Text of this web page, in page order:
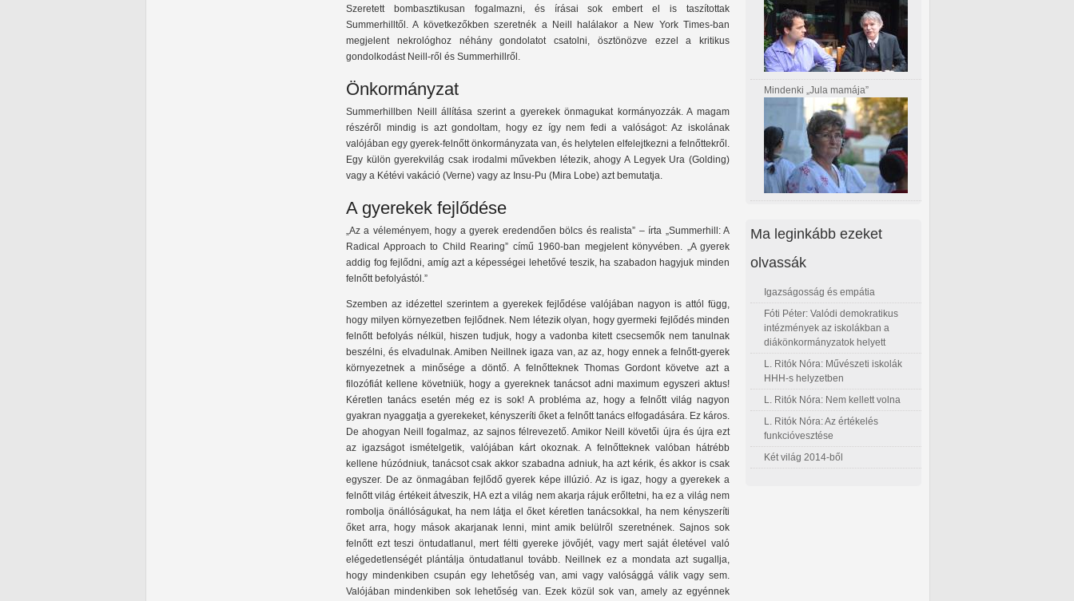
Szeretett bombasztikusan fogalmazni, és írásai sok embert el is taszítottak
Summerhilltől. A következőkben szeretnék a Neill halálakor a New York Times-ban
megjelent nekrológhoz néhány gondolatot csatolni, ösztönözve ezzel a kritikus
gondolkodást Neill-ről és Summerhillről.
Önkormányzat
Summerhillben Neill állítása szerint a gyerekek önmagukat kormányozzák. A magam
részéről mindig is azt gondoltam, hogy ez így nem fedi a valóságot: Az iskolának
valójában egy gyerek-felnőtt önkormányzata van, és helytelen elfelejtkezni a felnőttekről.
Egy külön gyerekvilág csak irodalmi művekben létezik, ahogy A Legyek Ura (Golding)
vagy a Kétévi vakáció (Verne) vagy az Insu-Pu (Mira Lobe) azt bemutatja.
A gyerekek fejlődése
„Az a véleményem, hogy a gyerek eredendően bölcs és realista” – írta „Summerhill: A
Radical Approach to Child Rearing” című 1960-ban megjelent könyvében. „A gyerek
addig fog fejlődni, amíg azt a képességei lehetővé teszik, ha szabadon hagyjuk minden
felnőtt befolyástól.”
Szemben az idézettel szerintem a gyerekek fejlődése valójában nagyon is attól függ,
hogy milyen környezetben fejlődnek. Nem létezik olyan, hogy gyermeki fejlődés minden
felnőtt befolyás nélkül, hiszen tudjuk, hogy a vadonba kitett csecsemők nem tanulnak
beszélni, és elvadulnak. Amiben Neillnek igaza van, az az, hogy ennek a felnőtt-gyerek
környezetnek a minősége a döntő. A felnőtteknek Thomas Gordont követve azt a
filozófiát kellene követniük, hogy a gyereknek tanácsot adni maximum egyszeri aktus!
Kéretlen tanács esetén még ez is sok! A probléma az, hogy a felnőtt világ nagyon
gyakran nyaggatja a gyerekeket, kényszeríti őket a felnőtt tanács elfogadására. Ez káros.
De ahogyan Neill fogalmaz, az sajnos félrevezető. Amikor Neill követői újra és újra ezt
az igazságot ismételgetik, valójában kárt okoznak. A felnőtteknek valóban hátrébb
kellene húzódniuk, tanácsot csak akkor szabadna adniuk, ha azt kérik, és akkor is csak
egyszer. De az önmagában fejlődő gyerek képe illúzió. Az is igaz, hogy a gyerekek a
felnőtt világ értékeit átveszik, HA ezt a világ nem akarja rájuk erőltetni, ha ez a világ nem
rombolja önállóságukat, ha nem látja el őket kéretlen tanácsokkal, ha nem kényszeríti
őket arra, hogy mások akarjanak lenni, mint amik belülről szeretnének. Sajnos sok
felnőtt ezt teszi öntudatlanul, mert félti gyereke jövőjét, vagy mert saját életével való
elégedetlenségét plántálja öntudatlanul tovább. Neillnek ez a mondata azt sugallja,
hogy mindenkiben csupán egy lehetőség van, ami vagy valósággá válik vagy sem.
Valójában mindenkiben sok lehetőség van. Ezek közül sok van, amely az egyénnek
Mindenki „Jula mamája”
Ma leginkább ezeket
olvassák
Igazságosság és empátia
Fóti Péter: Valódi demokratikus
intézmények az iskolákban a
diákönkormányzatok helyett
L. Ritók Nóra: Művészeti iskolák
HHH-s helyzetben
L. Ritók Nóra: Nem kellett volna
L. Ritók Nóra: Az értékelés
funkcióvesztése
Két világ 2014-ből